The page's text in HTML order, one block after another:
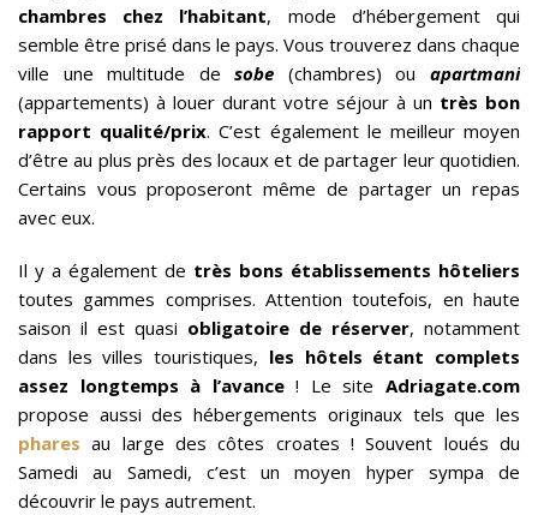
chambres chez l’habitant, mode d’hébergement qui
semble être prisé dans le pays. Vous trouverez dans chaque
ville une multitude desobe (chambres) ouapartmani
(appartements) à louer durant votre séjour à un très bon
rapport qualité/prix. C’est également le meilleur moyen
d’être au plus près des locaux et de partager leur quotidien.
Certains vous proposeront même de partager un repas
avec eux.
Il y a également de très bons établissements hôteliers
toutes gammes comprises. Attention toutefois, en haute
saison il est quasi obligatoire de réserver, notamment
dans les villes touristiques, les hôtels étant complets
assez longtemps à l’avance! Le siteAdriagate.com
propose aussi des hébergements originaux tels que les
phares au large des côtes croates ! Souvent loués du
Samedi au Samedi, c’est un moyen hyper sympa de
découvrir le pays autrement.